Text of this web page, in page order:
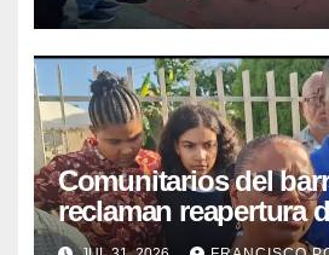
Comunitarios del
reclaman reapertura
Atención Primaria Fe